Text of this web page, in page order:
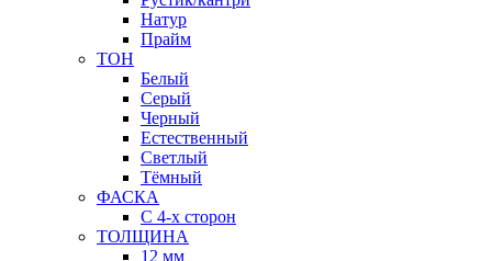
Натур
Прайм
ТОН
Белый
Серый
Черный
Естественный
Светлый
Тёмный
ФАСКА
С 4-х сторон
ТОЛЩИНА
12 мм